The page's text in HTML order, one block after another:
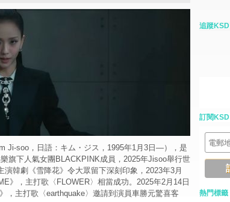
Ji-soo，日語：キム・ジス，1995年1月3日—），是
旗下人氣女團BLACKPINK成員，2025年Jisoo舉行世
韓劇《雪降花》令大眾留下深刻印象，2023年3月
》，主打歌〈FLOWER〉相當成功。2025年2月14日
，主打歌〈earthquake〉邀請到演員車勝元驚喜客
追蹤KSD
訂閱KSD
熱門標籤